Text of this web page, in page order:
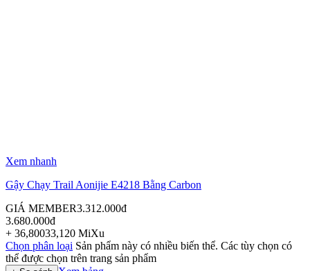
Xem nhanh
Gậy Chạy Trail Aonijie E4218 Bằng Carbon
GIÁ MEMBER3.312.000đ
3.680.000đ
+ 36,80033,120 MiXu
Chọn phân loại Sản phẩm này có nhiều biến thể. Các tùy chọn có
thể được chọn trên trang sản phẩm